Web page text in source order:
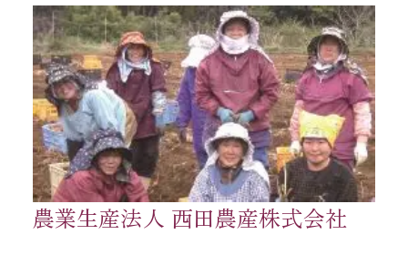
農業生産法人 西田農産株式会社